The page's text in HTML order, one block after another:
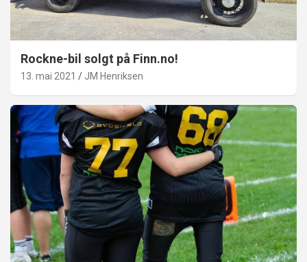
Rockne-bil solgt på Finn.no!
13. mai 2021 JM Henriksen